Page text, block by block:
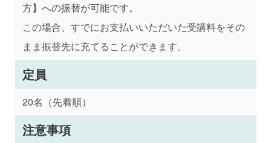
方】への振替が可能です。
この場合、すでにお支払いいただいた受講料をその
まま振替先に充てることができます。
定員
20名（先着順）
注意事項